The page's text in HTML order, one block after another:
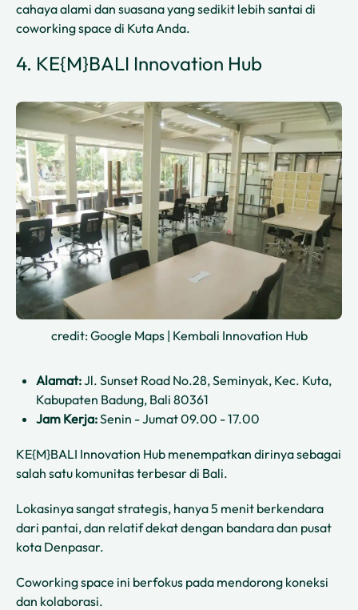
cahaya alami dan suasana yang sedikit lebih santai di
coworking space di Kuta Anda.
4. KE{M}BALI Innovation Hub
credit: Google Maps | Kembali Innovation Hub
Alamat:Jl. Sunset Road No.28, Seminyak, Kec. Kuta,
Kabupaten Badung, Bali 80361
Jam Kerja:Senin - Jumat 09.00 - 17.00
KE{M}BALI Innovation Hub menempatkan dirinya sebagai
salah satu komunitas terbesar di Bali.
Lokasinya sangat strategis, hanya 5 menit berkendara
dari pantai, dan relatif dekat dengan bandara dan pusat
kota Denpasar.
Coworking space ini berfokus pada mendorong koneksi
dan kolaborasi.